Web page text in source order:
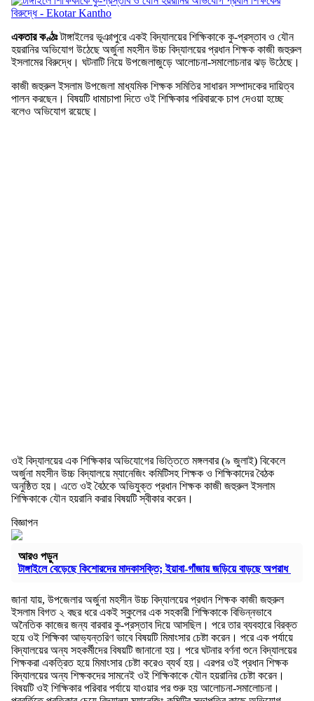
একতার কণ্ঠঃটাঙ্গাইলের ভূঞাপুরে একই বিদ্যালয়ের শিক্ষিকাকে কু-প্রস্তাব ও যৌন
হয়রানির অভিযোগ উঠেছে অর্জুনা মহসীন উচ্চ বিদ্যালয়ের প্রধান শিক্ষক কাজী জহুরুল
ইসলামের বিরুদ্ধে। ঘটনাটি নিয়ে উপজেলাজুড়ে আলোচনা-সমালোচনার ঝড় উঠেছে।
কাজী জহুরুল ইসলাম উপজেলা মাধ্যমিক শিক্ষক সমিতির সাধারন সম্পাদকের দায়িত্ব
পালন করছেন। বিষয়টি ধামাচাপা দিতে ওই শিক্ষিকার পরিবারকে চাপ দেওয়া হচ্ছে
বলেও অভিযোগ রয়েছে।
ওই বিদ্যালয়ের এক শিক্ষিকার অভিযোগের ভিত্তিতে মঙ্গলবার (৯ জুলাই) বিকেলে
অর্জুনা মহসীন উচ্চ বিদ্যালয়ে ম্যানেজিং কমিটিসহ শিক্ষক ও শিক্ষিকাদের বৈঠক
অনুষ্ঠিত হয়। এতে ওই বৈঠকে অভিযুক্ত প্রধান শিক্ষক কাজী জহুরুল ইসলাম
শিক্ষিকাকে যৌন হয়রানি করার বিষয়টি স্বীকার করেন।
বিজ্ঞাপন
আরও পড়ুন
টাঙ্গাইলে বেড়েছে কিশোরদের মাদকাসক্তি; ইয়াবা-গাঁজায় জড়িয়ে বাড়ছে অপরাধ
জানা যায়, উপজেলার অর্জুনা মহসীন উচ্চ বিদ্যালয়ের প্রধান শিক্ষক কাজী জহুরুল
ইসলাম বিগত ২ বছর ধরে একই স্কুলের এক সহকারী শিক্ষিকাকে বিভিন্নভাবে
অনৈতিক কাজের জন্য বারবার কু-প্রস্তাব দিয়ে আসছিল। পরে তার ব্যবহারে বিরক্ত
হয়ে ওই শিক্ষিকা আভ্যন্তরিণ ভাবে বিষয়টি মিমাংসার চেষ্টা করেন। পরে এক পর্যায়ে
বিদ্যালয়ের অন্য সহকর্মীদের বিষয়টি জানানো হয়। পরে ঘটনার বর্ণনা শুনে বিদ্যালয়ের
শিক্ষকরা একত্রিত হয়ে মিমাংসার চেষ্টা করেও ব্যর্থ হয়। এরপর ওই প্রধান শিক্ষক
বিদ্যালয়ের অন্য শিক্ষকদের সামনেই ওই শিক্ষিকাকে যৌন হয়রানির চেষ্টা করেন।
বিষয়টি ওই শিক্ষিকার পরিবার পর্যায়ে যাওয়ার পর শুরু হয় আলোচনা-সমালোচনা।